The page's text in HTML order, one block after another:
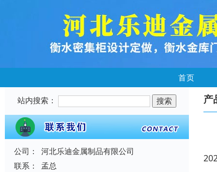
首页
站内搜索：
公司：
河北乐迪金属制品有限公司
联系：
孟总
产